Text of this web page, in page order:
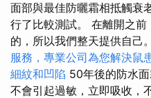
面部與最佳防曬霜相抵觸衰
行了比較測試。 在離開之
的，所以我們整天提供自己。
服務，專業公司為您解決鼠
細紋和凹陷 50年後的防水
不會引起過敏，立即吸收，